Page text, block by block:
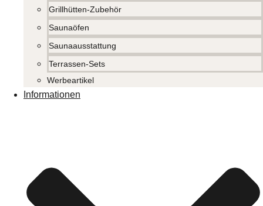
Grillhütten-Zubehör
Saunaöfen
Saunaausstattung
Terrassen-Sets
Werbeartikel
Informationen